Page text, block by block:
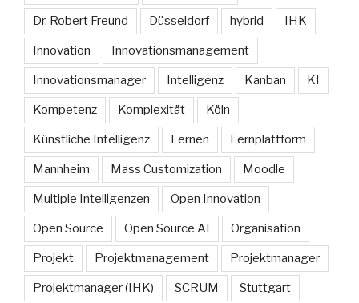
Dr. Robert Freund Düsseldorf hybrid IHK
Innovation Innovationsmanagement
Innovationsmanager Intelligenz Kanban KI
Kompetenz Komplexität Köln
Künstliche Intelligenz Lernen Lernplattform
Mannheim Mass Customization Moodle
Multiple Intelligenzen Open Innovation
Open Source Open Source AI Organisation
Projekt Projektmanagement Projektmanager
Projektmanager (IHK) SCRUM Stuttgart